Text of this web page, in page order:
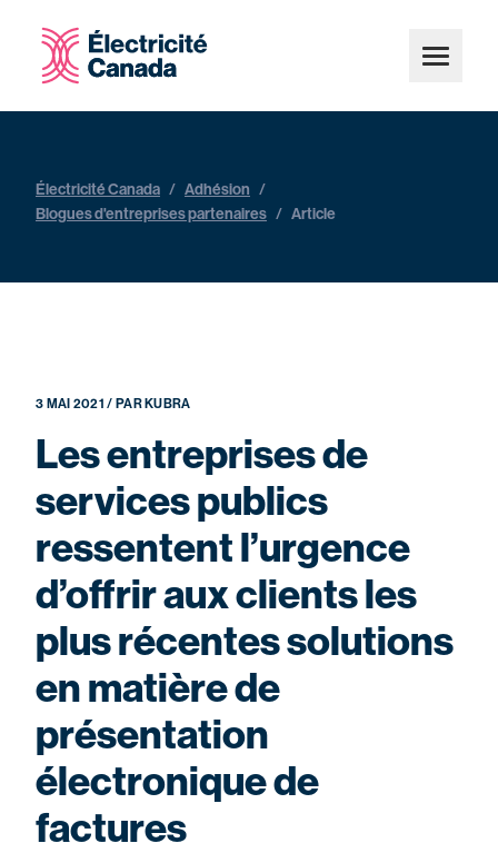
Électricité Canada / Adhésion /
Blogues d'entreprises partenaires / Article
3 MAI 2021 / PAR KUBRA
Les entreprises de
services publics
ressentent l’urgence
d’offrir aux clients les
plus récentes solutions
en matière de
présentation
électronique de
factures